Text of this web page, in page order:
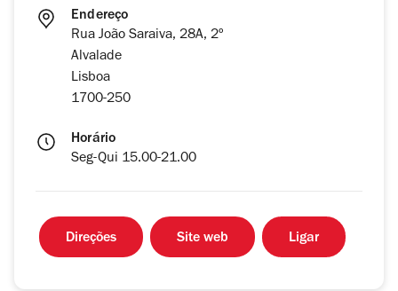
Endereço
Rua João Saraiva, 28A, 2º
Alvalade
Lisboa
1700-250
Horário
Seg-Qui 15.00-21.00
Direções Site web Ligar